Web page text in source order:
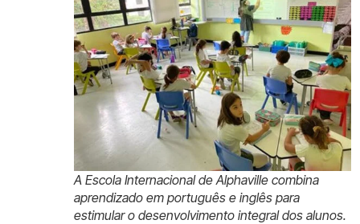
A Escola Internacional de Alphaville combina
aprendizado em português e inglês para
estimular o desenvolvimento integral dos alunos.